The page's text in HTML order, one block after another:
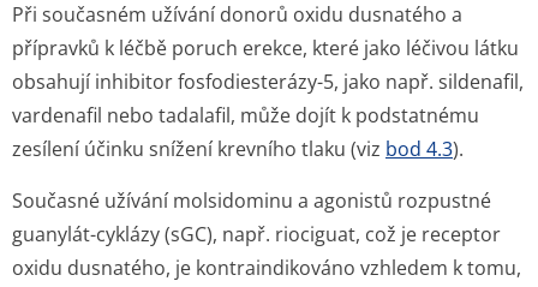
Při současném užívání donorů oxidu dusnatého a
přípravků k léčbě poruch erekce, které jako léčivou látku
obsahují inhibitor fosfodiesterázy-5, jako např. sildenafil,
vardenafil nebo tadalafil, může dojít k podstatnému
zesílení účinku snížení krevního tlaku (viz bod 4.3).
Současné užívání molsidominu a agonistů rozpustné
guanylát-cyklázy (sGC), např. riociguat, což je receptor
oxidu dusnatého, je kontraindikováno vzhledem k tomu,